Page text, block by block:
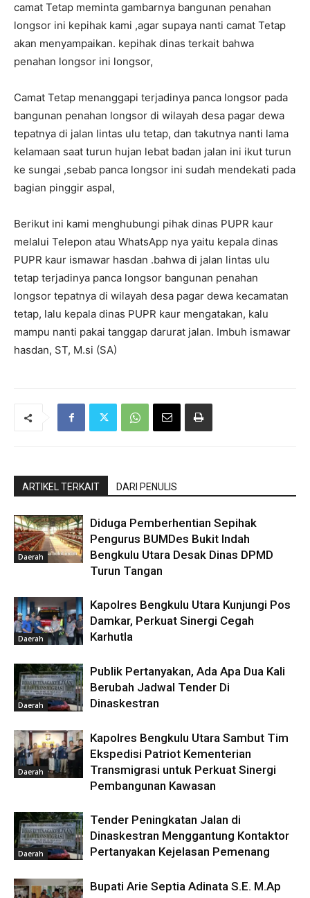
camat Tetap meminta gambarnya bangunan penahan
longsor ini kepihak kami ,agar supaya nanti camat Tetap
akan menyampaikan. kepihak dinas terkait bahwa
penahan longsor ini longsor,
Camat Tetap menanggapi terjadinya panca longsor pada
bangunan penahan longsor di wilayah desa pagar dewa
tepatnya di jalan lintas ulu tetap, dan takutnya nanti lama
kelamaan saat turun hujan lebat badan jalan ini ikut turun
ke sungai ,sebab panca longsor ini sudah mendekati pada
bagian pinggir aspal,
Berikut ini kami menghubungi pihak dinas PUPR kaur
melalui Telepon atau WhatsApp nya yaitu kepala dinas
PUPR kaur ismawar hasdan .bahwa di jalan lintas ulu
tetap terjadinya panca longsor bangunan penahan
longsor tepatnya di wilayah desa pagar dewa kecamatan
tetap, lalu kepala dinas PUPR kaur mengatakan, kalu
mampu nanti pakai tanggap darurat jalan. Imbuh ismawar
hasdan, ST, M.si (SA)
ARTIKEL TERKAIT DARI PENULIS
Daerah
Diduga Pemberhentian Sepihak
Pengurus BUMDes Bukit Indah
Bengkulu Utara Desak Dinas DPMD
Turun Tangan
Daerah
Kapolres Bengkulu Utara Kunjungi Pos
Damkar, Perkuat Sinergi Cegah
Karhutla
Daerah
Publik Pertanyakan, Ada Apa Dua Kali
Berubah Jadwal Tender Di
Dinaskestran
Daerah
Kapolres Bengkulu Utara Sambut Tim
Ekspedisi Patriot Kementerian
Transmigrasi untuk Perkuat Sinergi
Pembangunan Kawasan
Daerah
Tender Peningkatan Jalan di
Dinaskestran Menggantung Kontaktor
Pertanyakan Kejelasan Pemenang
Bupati Arie Septia Adinata S.E. M.Ap